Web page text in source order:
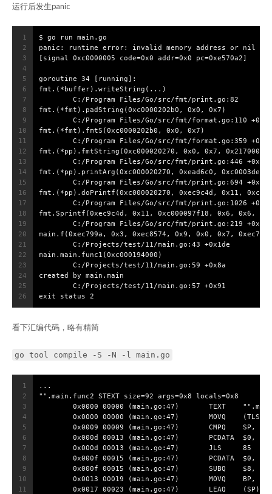
运行后发生panic
1
2
3
4
5
6
7
8
9
10
11
12
13
14
15
16
17
18
19
20
21
22
23
24
25
26
$ go run main.go
panic: runtime error: invalid memory address or nil
[signal 0xc0000005 code=0x0 addr=0x0 pc=0xe570a2]
goroutine 34 [running]:
fmt.(*buffer).writeString(...)
        C:/Program Files/Go/src/fmt/print.go:82
fmt.(*fmt).padString(0xc0000202b0, 0x0, 0x7)
        C:/Program Files/Go/src/fmt/format.go:110 +0x98
fmt.(*fmt).fmtS(0xc0000202b0, 0x0, 0x7)
        C:/Program Files/Go/src/fmt/format.go:359 +0x68
fmt.(*pp).fmtString(0xc000020270, 0x0, 0x7,
        C:/Program Files/Go/src/fmt/print.go:446 +0x1d2
fmt.(*pp).printArg(0xc000020270, 0xead6c0,
        C:/Program Files/Go/src/fmt/print.go:694 +0x875
fmt.(*pp).doPrintf(0xc000020270, 0xec9c4d, 0x11,
C:/Program Files/Go/src/fmt/print.go:1026
fmt.Sprintf(0xec9c4d, 0x11, 0xc000097f18, 0x6, 0x6,
        C:/Program Files/Go/src/fmt/print.go:219 +0x6d
main.f(0xec799a, 0x3, 0xec8574, 0x9, 0x0, 0x7,
        C:/Projects/test/11/main.go:43 +0x1de
main.main.func1(0xc000194000)
        C:/Projects/test/11/main.go:59 +0x8a
created by main.main
        C:/Projects/test/11/main.go:57 +0x91
exit status 2
看下汇编代码，略有精简
go tool compile -S -N -l main.go
1
2
3
4
5
6
7
8
9
10
11
...
"".main.func2 STEXT size=92 args=0x8 locals=0x8
0x0000 00000 (main.go:47)       TEXT
0x0000 00000 (main.go:47)       MOVQ    (TLS),
0x0009 00009 (main.go:47)       CMPQ    SP,
        0x000d 00013 (main.go:47)       PCDATA  $0, $-2
        0x000d 00013 (main.go:47)       JLS     85
        0x000f 00015 (main.go:47)       PCDATA  $0, $-1
        0x000f 00015 (main.go:47)       SUBQ    $8, SP
0x0013 00019 (main.go:47)       MOVQ    BP,
0x0017 00023 (main.go:47)       LEAQ    (SP),